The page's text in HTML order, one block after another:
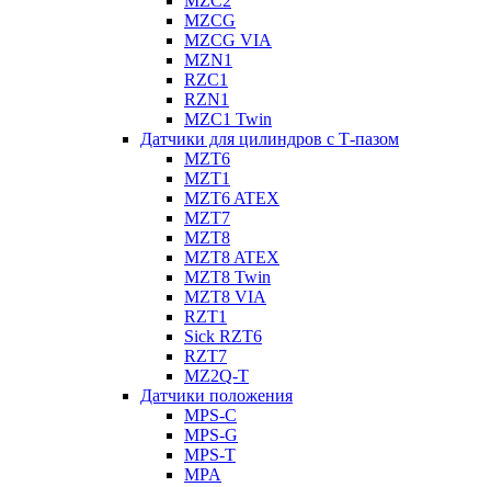
MZCG
MZCG VIA
MZN1
RZC1
RZN1
MZC1 Twin
Датчики для цилиндров с Т-пазом
MZT6
MZT1
MZT6 ATEX
MZT7
MZT8
MZT8 ATEX
MZT8 Twin
MZT8 VIA
RZT1
Sick RZT6
RZT7
MZ2Q-T
Датчики положения
MPS-C
MPS-G
MPS-T
MPA